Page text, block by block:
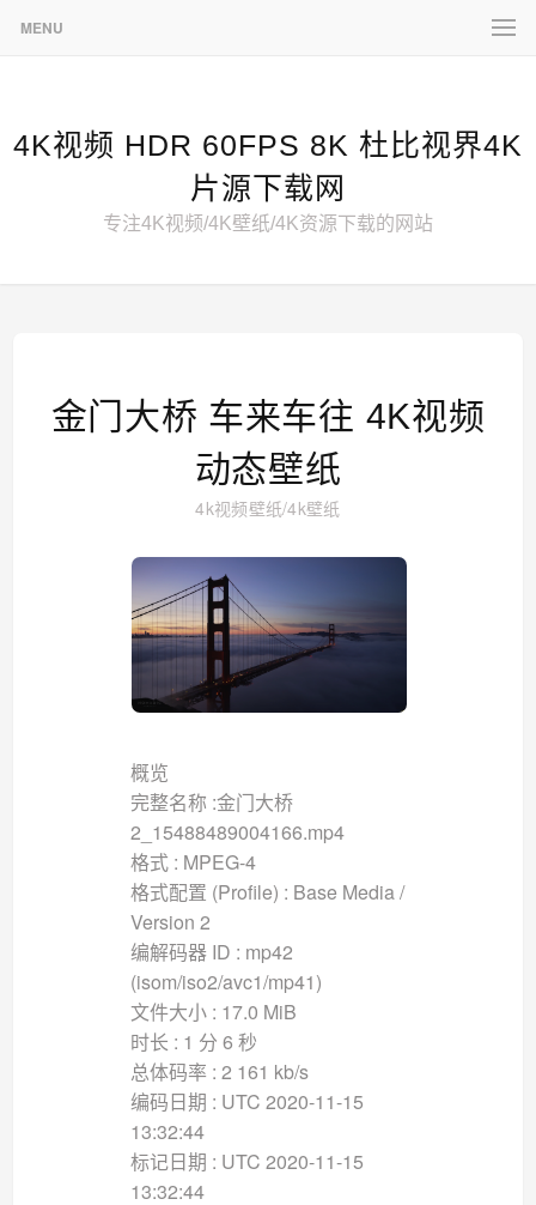
MENU
4K视频 HDR 60FPS 8K 杜比视界4K
片源下载网
专注4K视频/4K壁纸/4K资源下载的网站
金门大桥 车来车往 4K视频
动态壁纸
4k视频壁纸/4k壁纸
概览
完整名称 :金门大桥
2_15488489004166.mp4
格式 : MPEG-4
格式配置 (Profile) : Base Media /
Version 2
编解码器 ID : mp42
(isom/iso2/avc1/mp41)
文件大小 : 17.0 MiB
时长 : 1 分 6 秒
总体码率 : 2 161 kb/s
编码日期 : UTC 2020-11-15
13:32:44
标记日期 : UTC 2020-11-15
13:32:44